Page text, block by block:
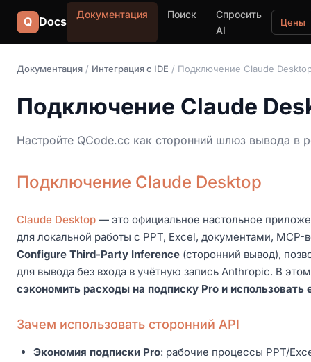
Q Docs
Документация Поиск
Спросить
AI
Цены
Документация / Интеграция с IDE / Подключение Claude
Подключение Claude
Настройте QCode.cc как сторонний шлюз вывода в
Подключение Claude Desktop
Claude Desktop — это официальное настольное
для локальной работы с PPT, Excel, документами,
Configure Third-Party Inference (сторонний вывод),
для вывода без входа в учётную запись Anthropic. В
сэкономить расходы на подписку Pro и использовать
Зачем использовать сторонний API
Экономия подписки Pro: рабочие процессы PPT/